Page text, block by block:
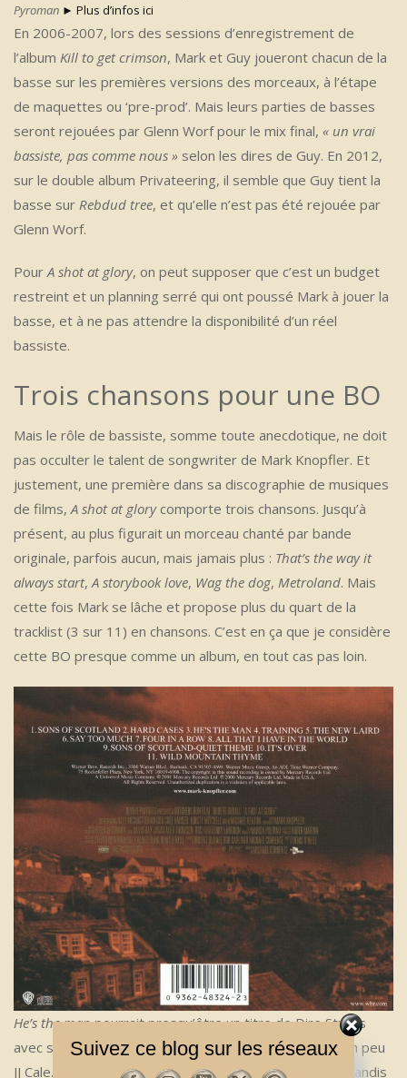
Pyroman ► Plus d’infos ici
En 2006-2007, lors des sessions d’enregistrement de
l’album Kill to get crimson, Mark et Guy joueront chacun de la
basse sur les premières versions des morceaux, à l’étape
de maquettes ou ‘pre-prod’. Mais leurs parties de basses
seront rejouées par Glenn Worf pour le mix final, « un vrai
bassiste, pas comme nous » selon les dires de Guy. En 2012,
sur le double album Privateering, il semble que Guy tient la
basse sur Rebdud tree, et qu’elle n’est pas été rejouée par
Glenn Worf.
Pour A shot at glory, on peut supposer que c’est un budget
restreint et un planning serré qui ont poussé Mark à jouer la
basse, et à ne pas attendre la disponibilité d’un réel
bassiste.
Trois chansons pour une BO
Mais le rôle de bassiste, somme toute anecdotique, ne doit
pas occulter le talent de songwriter de Mark Knopfler. Et
justement, une première dans sa discographie de musiques
de films, A shot at glorycomporte trois chansons. Jusqu’à
présent, au plus figurait un morceau chanté par bande
originale, parfois aucun, mais jamais plus : That’s the way it
always start, A storybook love, Wag the dog, Metroland. Mais
cette fois Mark se lâche et propose plus du quart de la
tracklist (3 sur 11) en chansons. C’est en ça que je considère
cette BO presque comme un album, en tout cas pas loin.
He’s the manpourrait presqu’être un titre de Dire Straits
avec ses sons synthétiques et son refrain qui sonne un peu
JJ Cale. Sur
Say too much, Mark la joue feutré et , tandis
Suivez ce blog sur les réseaux